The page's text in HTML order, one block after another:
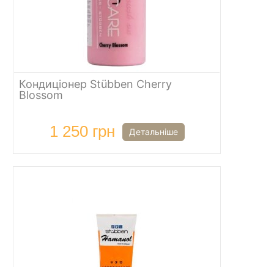
Кондиціонер Stübben Cherry
Blossom
1 250 грн Детальніше